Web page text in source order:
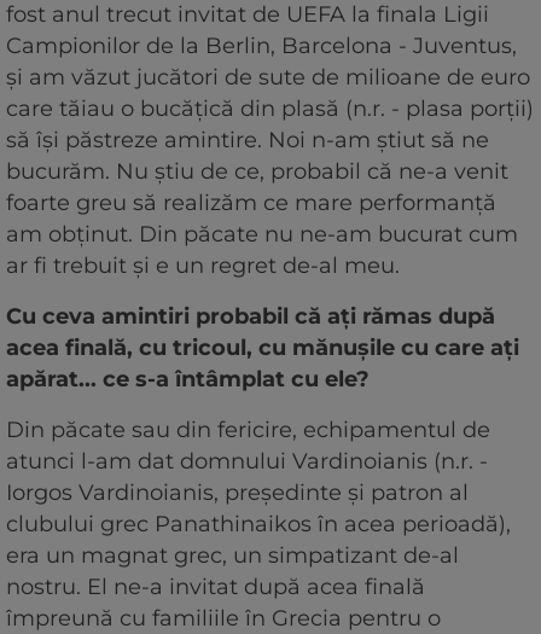
fost anul trecut invitat de UEFA la finala Ligii
Campionilor de la Berlin, Barcelona - Juventus,
şi am văzut jucători de sute de milioane de euro
care tăiau o bucăţică din plasă (n.r. - plasa porţii)
să îşi păstreze amintire. Noi n-am ştiut să ne
bucurăm. Nu ştiu de ce, probabil că ne-a venit
foarte greu să realizăm ce mare performanţă
am obţinut. Din păcate nu ne-am bucurat cum
ar fi trebuit şi e un regret de-al meu.
Cu ceva amintiri probabil că aţi rămas după
acea finală, cu tricoul, cu mănuşile cu care aţi
apărat... ce s-a întâmplat cu ele?
Din păcate sau din fericire, echipamentul de
atunci l-am dat domnului Vardinoianis (n.r. -
Iorgos Vardinoianis, preşedinte şi patron al
clubului grec Panathinaikos în acea perioadă),
era un magnat grec, un simpatizant de-al
nostru. El ne-a invitat după acea finală
împreună cu familiile în Grecia pentru o